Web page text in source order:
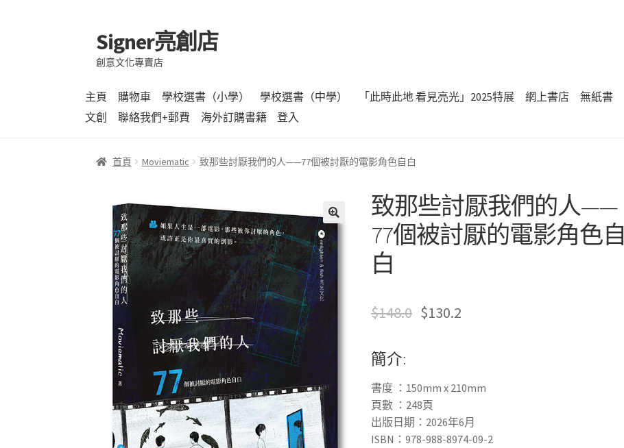
跳
至
導
列
跳
至
主
內
容
Signer亮創店
創意文化專賣店
主頁 購物車 學校選書（小學） 學校選書（中學） 「此時此地 看見亮光」2025特展 網上書店
無紙書
文創
聯絡我們+郵費 海外訂購書籍 登入
首頁 Moviematic 致那些討厭我們的人——77個被討厭的電影角色自白
🔍
致那些討厭我們的人——
77個被討厭的電影角色自
白
$148.0 $130.2
簡介:
書度 ：150mm x 210mm
頁數 ：248頁
出版日期：2026年6月
ISBN：978-988-8974-09-2